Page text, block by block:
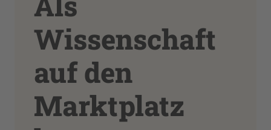
Wissenschaft
auf den
Marktplatz